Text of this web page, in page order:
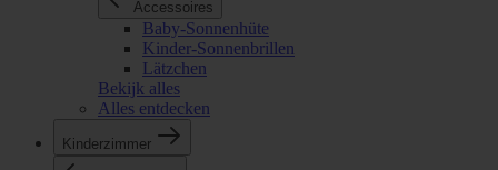
Accessoires
Baby-Sonnenhüte
Kinder-Sonnenbrillen
Lätzchen
Bekijk alles
Alles entdecken
Kinderzimmer